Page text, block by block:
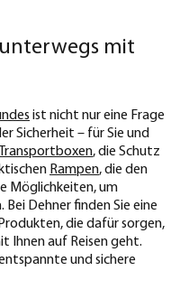
mit
ist nicht nur eine Frage
Sicherheit – für Sie und
Transportboxen, die Schutz
Rampen, die den
Möglichkeiten, um
Dehner finden Sie eine
die dafür sorgen,
Ihnen auf Reisen geht.
und sichere